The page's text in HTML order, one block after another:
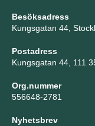
Besöksadress
Kungsgatan 44,
Postadress
Kungsgatan 44, 111
Org.nummer
556648-2781
Nyhetsbrev